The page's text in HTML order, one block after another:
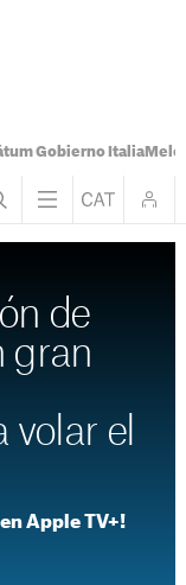
Gobierno Italia
de
gran
volar el
Apple TV+!